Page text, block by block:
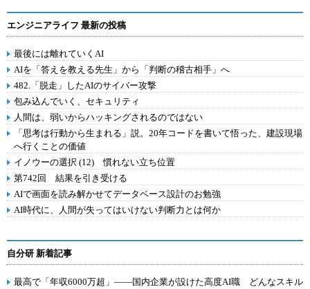
エンジニアライフ 最新の投稿
最後には離れていくAI
AIを「答えを教える先生」から「判断の稽古相手」へ
482.「脱走」したAIのサイバー攻撃
包み込んでいく、セキュリティ
人間は、弱いからハッキングされるのではない
「思考は行動から生まれる」説。20年コードを書いて悟った、建設現場
へ行くことの価値
イノウーの選択 (12) 慣れない立ち位置
第742回 結果を引き受ける
AIで画面を読み解かせてデータベース設計のお勉強
AI時代に、人間が失ってはいけない判断力とは何か
自分研 新着記事
最高で「年収6000万超」――国内企業が設けた高度AI職 どんなスキル